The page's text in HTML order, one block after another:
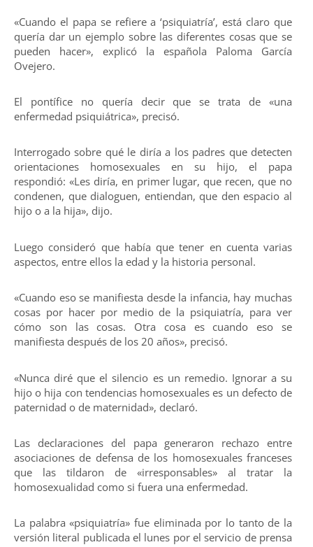
«Cuando el papa se refiere a ‘psiquiatría’, está claro que
quería dar un ejemplo sobre las diferentes cosas que se
pueden hacer», explicó la española Paloma García
Ovejero.
El pontífice no quería decir que se trata de «una
enfermedad psiquiátrica», precisó.
Interrogado sobre qué le diría a los padres que detecten
orientaciones homosexuales en su hijo, el papa
respondió: «Les diría, en primer lugar, que recen, que no
condenen, que dialoguen, entiendan, que den espacio al
hijo o a la hija», dijo.
Luego consideró que había que tener en cuenta varias
aspectos, entre ellos la edad y la historia personal.
«Cuando eso se manifiesta desde la infancia, hay muchas
cosas por hacer por medio de la psiquiatría, para ver
cómo son las cosas. Otra cosa es cuando eso se
manifiesta después de los 20 años», precisó.
«Nunca diré que el silencio es un remedio. Ignorar a su
hijo o hija con tendencias homosexuales es un defecto de
paternidad o de maternidad», declaró.
Las declaraciones del papa generaron rechazo entre
asociaciones de defensa de los homosexuales franceses
que las tildaron de «irresponsables» al tratar la
homosexualidad como si fuera una enfermedad.
La palabra «psiquiatría» fue eliminada por lo tanto de la
versión literal publicada el lunes por el servicio de prensa